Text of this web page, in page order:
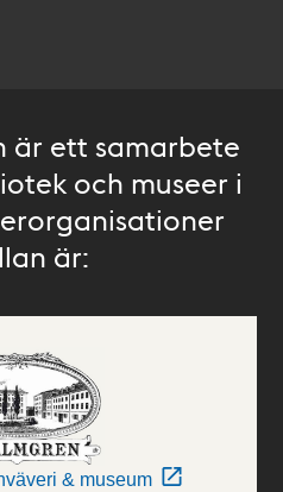
är ett samarbete
och museer i
är:
& museum